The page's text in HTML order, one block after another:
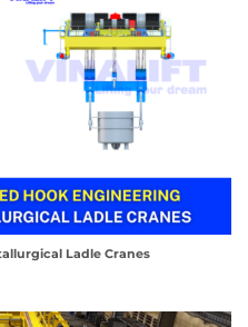
Ladle Cranes